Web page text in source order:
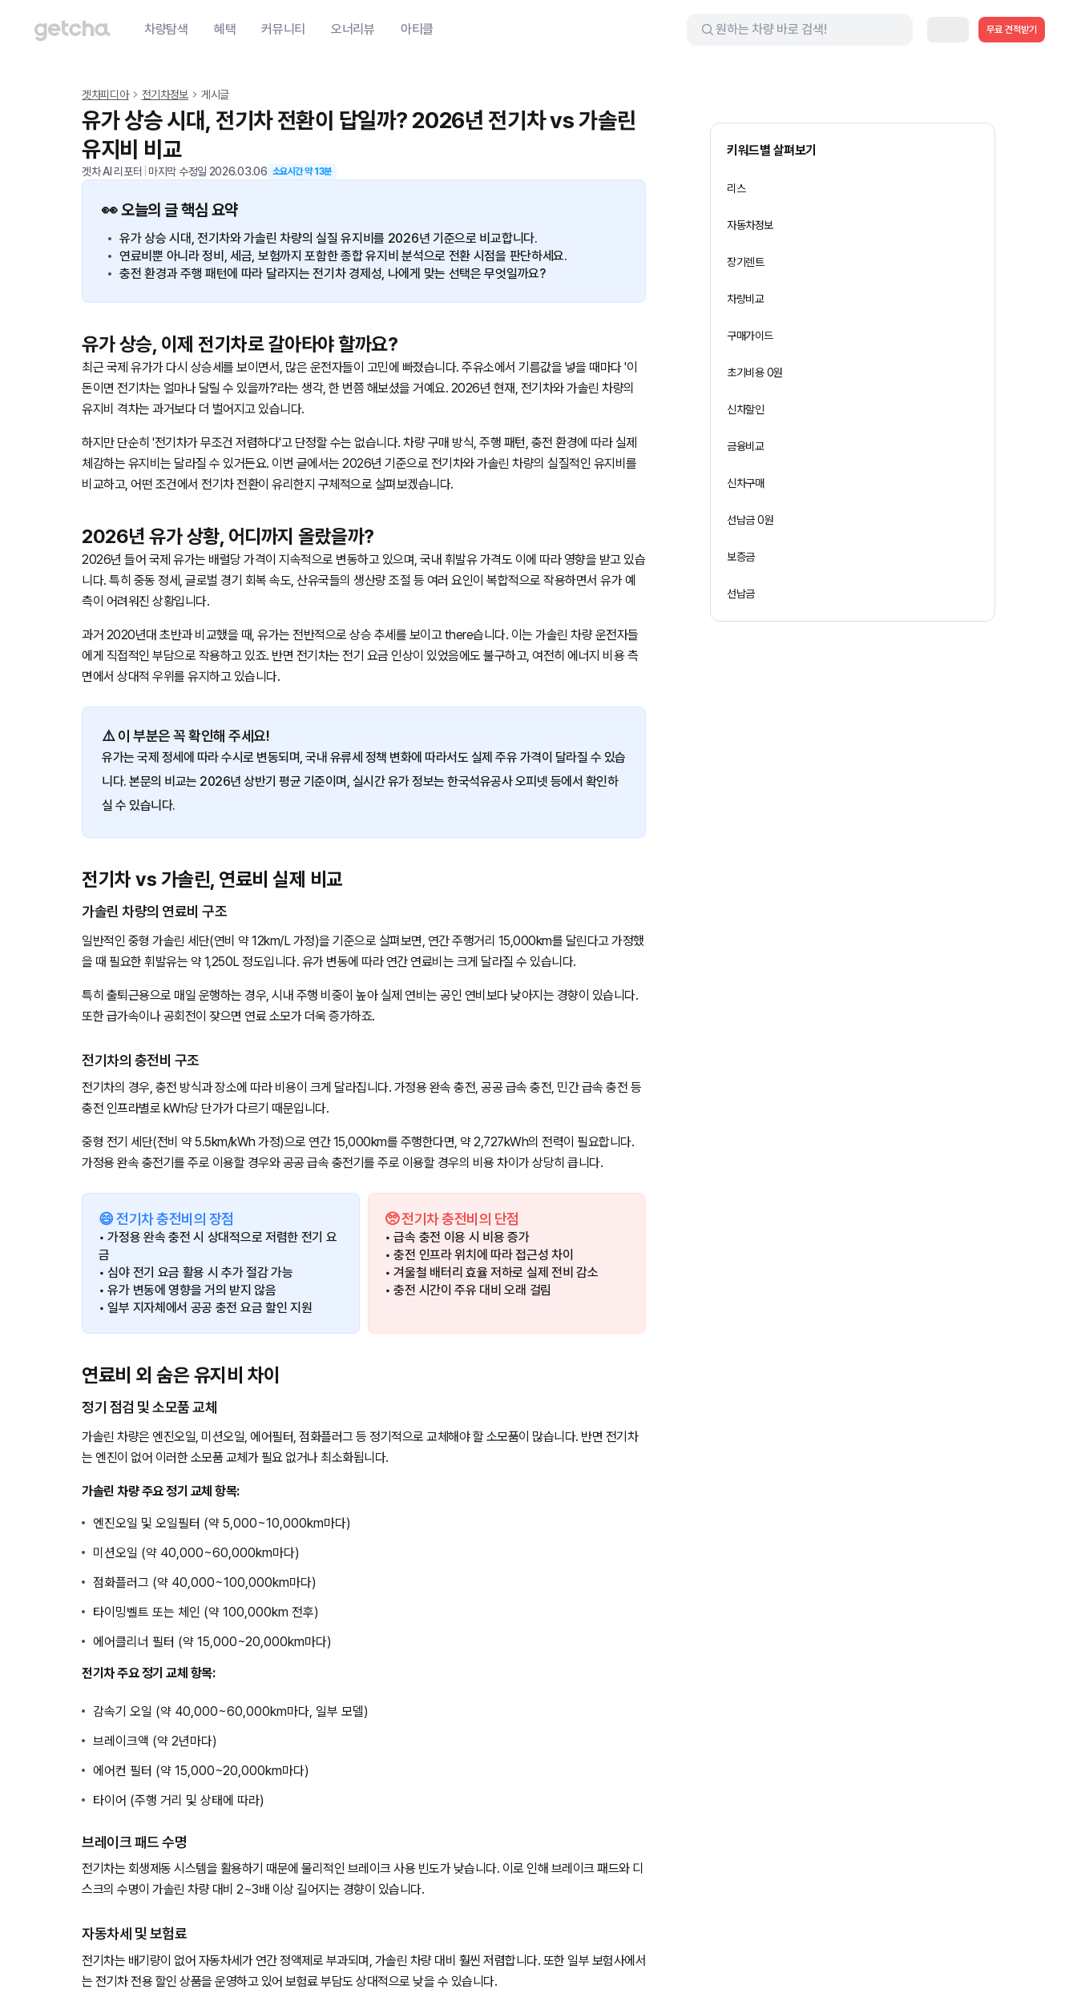
차량탐색 혜택 커뮤니티 오너리뷰 아티클 무료 견적받기
겟차피디아 전기차정보 게시글
유가 상승 시대, 전기차 전환이 답일까? 2026년 전기차 vs 가솔린
유지비 비교
겟차 AI 리포터 마지막 수정일 2026.03.06 소요시간 약13분
👀 오늘의 글 핵심 요약
유가 상승 시대, 전기차와 가솔린 차량의 실질 유지비를 2026년 기준으로 비교합니다.
연료비뿐 아니라 정비, 세금, 보험까지 포함한 종합 유지비 분석으로 전환 시점을 판단하세요.
충전 환경과 주행 패턴에 따라 달라지는 전기차 경제성, 나에게 맞는 선택은 무엇일까요?
유가 상승, 이제 전기차로 갈아타야 할까요?
최근 국제 유가가 다시 상승세를 보이면서, 많은 운전자들이 고민에 빠졌습니다. 주유소에서 기름값을 넣을 때마다 '이
돈이면 전기차는 얼마나 달릴 수 있을까?'라는 생각, 한 번쯤 해보셨을 거예요. 2026년 현재, 전기차와 가솔린 차량의
유지비 격차는 과거보다 더 벌어지고 있습니다.
하지만 단순히 '전기차가 무조건 저렴하다'고 단정할 수는 없습니다. 차량 구매 방식, 주행 패턴, 충전 환경에 따라 실제
체감하는 유지비는 달라질 수 있거든요. 이번 글에서는 2026년 기준으로 전기차와 가솔린 차량의 실질적인 유지비를
비교하고, 어떤 조건에서 전기차 전환이 유리한지 구체적으로 살펴보겠습니다.
2026년 유가 상황, 어디까지 올랐을까?
2026년 들어 국제 유가는 배럴당 가격이 지속적으로 변동하고 있으며, 국내 휘발유 가격도 이에 따라 영향을 받고 있습
니다. 특히 중동 정세, 글로벌 경기 회복 속도, 산유국들의 생산량 조절 등 여러 요인이 복합적으로 작용하면서 유가 예
측이 어려워진 상황입니다.
과거 2020년대 초반과 비교했을 때, 유가는 전반적으로 상승 추세를 보이고 there습니다. 이는 가솔린 차량 운전자들
에게 직접적인 부담으로 작용하고 있죠. 반면 전기차는 전기 요금 인상이 있었음에도 불구하고, 여전히 에너지 비용 측
면에서 상대적 우위를 유지하고 있습니다.
⚠️ 이 부분은 꼭 확인해 주세요!
유가는 국제 정세에 따라 수시로 변동되며, 국내 유류세 정책 변화에 따라서도 실제 주유 가격이 달라질 수 있습
니다. 본문의 비교는 2026년 상반기 평균 기준이며, 실시간 유가 정보는 한국석유공사 오피넷 등에서 확인하
실 수 있습니다.
전기차 vs 가솔린, 연료비 실제 비교
가솔린 차량의 연료비 구조
일반적인 중형 가솔린 세단(연비 약 12km/L 가정)을 기준으로 살펴보면, 연간 주행거리 15,000km를 달린다고 가정했
을 때 필요한 휘발유는 약 1,250L 정도입니다. 유가 변동에 따라 연간 연료비는 크게 달라질 수 있습니다.
특히 출퇴근용으로 매일 운행하는 경우, 시내 주행 비중이 높아 실제 연비는 공인 연비보다 낮아지는 경향이 있습니다.
또한 급가속이나 공회전이 잦으면 연료 소모가 더욱 증가하죠.
전기차의 충전비 구조
전기차의 경우, 충전 방식과 장소에 따라 비용이 크게 달라집니다. 가정용 완속 충전, 공공 급속 충전, 민간 급속 충전 등
충전 인프라별로 kWh당 단가가 다르기 때문입니다.
중형 전기 세단(전비 약 5.5km/kWh 가정)으로 연간 15,000km를 주행한다면, 약 2,727kWh의 전력이 필요합니다.
가정용 완속 충전기를 주로 이용할 경우와 공공 급속 충전기를 주로 이용할 경우의 비용 차이가 상당히 큽니다.
😄 전기차 충전비의 장점
• 가정용 완속 충전 시 상대적으로 저렴한 전기 요
금
• 심야 전기 요금 활용 시 추가 절감 가능
• 유가 변동에 영향을 거의 받지 않음
• 일부 지자체에서 공공 충전 요금 할인 지원
🥺 전기차 충전비의 단점
• 급속 충전 이용 시 비용 증가
• 충전 인프라 위치에 따라 접근성 차이
• 겨울철 배터리 효율 저하로 실제 전비 감소
• 충전 시간이 주유 대비 오래 걸림
연료비 외 숨은 유지비 차이
정기 점검 및 소모품 교체
가솔린 차량은 엔진오일, 미션오일, 에어필터, 점화플러그 등 정기적으로 교체해야 할 소모품이 많습니다. 반면 전기차
는 엔진이 없어 이러한 소모품 교체가 필요 없거나 최소화됩니다.
가솔린 차량 주요 정기 교체 항목:
엔진오일 및 오일필터 (약 5,000~10,000km마다)
미션오일 (약 40,000~60,000km마다)
점화플러그 (약 40,000~100,000km마다)
타이밍벨트 또는 체인 (약 100,000km 전후)
에어클리너 필터 (약 15,000~20,000km마다)
전기차 주요 정기 교체 항목:
감속기 오일 (약 40,000~60,000km마다, 일부 모델)
브레이크액 (약 2년마다)
에어컨 필터 (약 15,000~20,000km마다)
타이어 (주행 거리 및 상태에 따라)
브레이크 패드 수명
전기차는 회생제동 시스템을 활용하기 때문에 물리적인 브레이크 사용 빈도가 낮습니다. 이로 인해 브레이크 패드와 디
스크의 수명이 가솔린 차량 대비 2~3배 이상 길어지는 경향이 있습니다.
자동차세 및 보험료
전기차는 배기량이 없어 자동차세가 연간 정액제로 부과되며, 가솔린 차량 대비 훨씬 저렴합니다. 또한 일부 보험사에서
는 전기차 전용 할인 상품을 운영하고 있어 보험료 부담도 상대적으로 낮을 수 있습니다.
키워드별 살펴보기
리스
자동차정보
장기렌트
차량비교
구매가이드
초기비용 0원
신차할인
금융비교
신차구매
선납금 0원
보증금
선납금